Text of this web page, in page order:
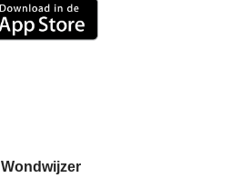
Wondwijzer